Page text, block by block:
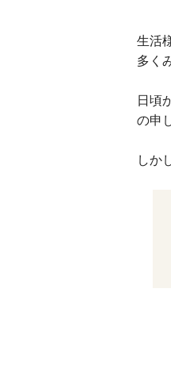
生活
多く
日頃
の申
しか